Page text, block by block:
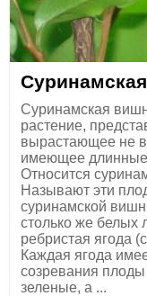
Суринамская
растение,
вырастающее не
имеющее
Относится
Называют эти
суринамской
столько же белых
ребристая ягода
Каждая ягода
созревания
зеленые, а ...